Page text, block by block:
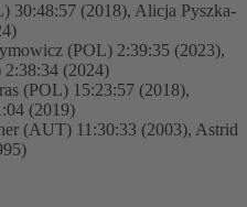
30:48:57 (2018), Alicja Pyszka-
(POL) 2:39:35 (2023),
(2024)
(POL) 15:23:57 (2018),
(2019)
(AUT) 11:30:33 (2003), Astrid